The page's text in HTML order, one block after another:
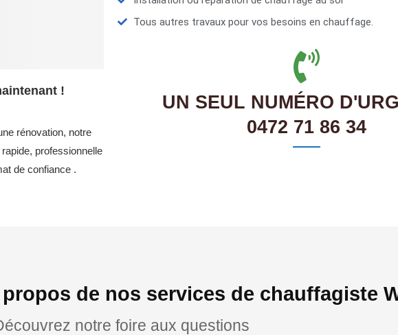
!
rénovation, notre
professionnelle
de confiance .
Tous autres travaux pour vos besoins en chauffage.
UN SEUL NUMÉRO
0472 71 86 34
de nos services de chauffagiste
notre foire aux questions